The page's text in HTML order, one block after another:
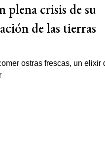
plena crisis de su
de las tierras